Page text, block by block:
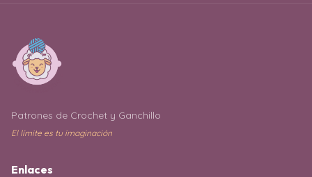
Patrones de Crochet y Ganchillo
El límite es tu imaginación
Enlaces